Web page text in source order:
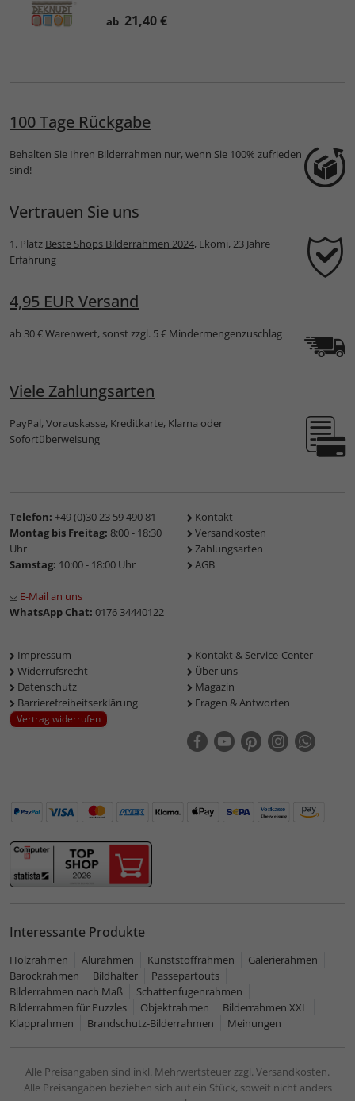
ab 21,40 €
100 Tage Rückgabe
Behalten Sie Ihren Bilderrahmen nur, wenn Sie 100% zufrieden
sind!
Vertrauen Sie uns
1. Platz Beste Shops Bilderrahmen 2024, Ekomi, 23 Jahre
Erfahrung
4,95 EUR Versand
ab 30 € Warenwert, sonst zzgl. 5 € Mindermengenzuschlag
Viele Zahlungsarten
PayPal, Vorauskasse, Kreditkarte, Klarna oder
Sofortüberweisung
Telefon: +49 (0)30 23 59 490 81
Montag bis Freitag: 8:00 - 18:30
Uhr
Samstag: 10:00 - 18:00 Uhr
E-Mail an uns
WhatsApp Chat: 0176 34440122
Kontakt
Versandkosten
Zahlungsarten
AGB
Impressum
Widerrufsrecht
Datenschutz
Barrierefreiheitserklärung
Vertrag widerrufen
Kontakt & Service-Center
Über uns
Magazin
Fragen & Antworten
Interessante Produkte
Holzrahmen Alurahmen Kunststoffrahmen
Galerierahmen
Barockrahmen
Bildhalter
Passepartouts
Bilderrahmen nach Maß
Schattenfugenrahmen
Bilderrahmen für Puzzles
Objektrahmen
Bilderrahmen XXL
Klapprahmen
Brandschutz-Bilderrahmen Meinungen
Alle Preisangaben sind inkl. Mehrwertsteuer zzgl. Versandkosten.
Alle Preisangaben beziehen sich auf ein Stück, soweit nicht anders